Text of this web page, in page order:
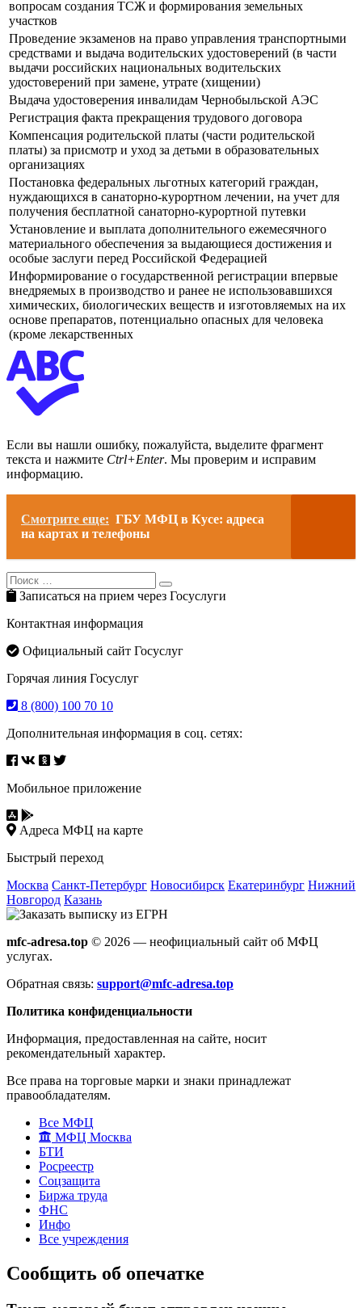
вопросам создания ТСЖ и формирования земельных
участков
Прoведение экзаменов на право управления транспортными
средствами и выдача водительских удостоверений (в части
выдачи российских национальных водительских
удостоверений при замене, утрате (хищении)
Выдача удостоверения инвалидам Чернобыльской АЭС
Регистрация факта прекращения трудового договора
Компенсация родительской платы (части родительской
платы) за присмотр и уход за детьми в образовательных
организациях
Постановка федеральных льготных категорий граждан,
нуждающихся в санаторно-курортном лечении, на учет для
получения бесплатной санаторно-курортной путевки
Установление и выплата дополнительного ежемесячного
материального обеспечения за выдающиеся достижения и
особые заслуги перед Российской Федерацией
Информирование о государственной регистрации впервые
внедряемых в производство и ранее не использовавшихся
химических, биологических веществ и изготовляемых на их
основе препаратов, потенциально опасных для человека
(кроме лекарственных
Если вы нашли ошибку, пожалуйста, выделите фрагмент
текста и нажмите Ctrl+Enter. Мы проверим и исправим
информацию.
Смотрите еще: ГБУ МФЦ в Кусе: адреса
на картах и телефоны
Search
for:
Search
Записаться на прием через Госуслуги
Контактная информация
Официальный сайт Госуслуг
Горячая линия Госуслуг
8 (800) 100 70 10
Дополнительная информация в соц. сетях:
Мобильное приложение
Адреса МФЦ на карте
Быстрый переход
Москва Санкт-Петербург Новосибирск Екатеринбург Нижний
Новгород Казань
mfc-adresa.top © 2026 — неофициальный сайт об МФЦ
услугах.
Обратная связь: support@mfc-adresa.top
Политика конфиденциальности
Информация, предоставленная на сайте, носит
рекомендательный характер.
Все права на торговые марки и знаки принадлежат
правообладателям.
Все МФЦ
МФЦ Москва
БТИ
Росреестр
Соцзащита
Биржа труда
ФНС
Инфо
Все учреждения
Сообщить об опечатке